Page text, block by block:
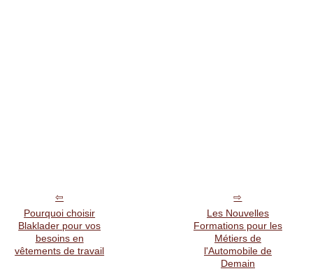
Pourquoi choisir
Blaklader pour vos
besoins en
vêtements de travail
Les Nouvelles
Formations pour les
Métiers de
l'Automobile de
Demain